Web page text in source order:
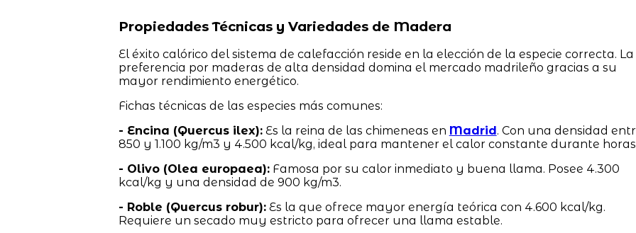
Propiedades Técnicas y Variedades de Madera
El éxito calórico del sistema de calefacción reside en la elección de la especie correcta. La
preferencia por maderas de alta densidad domina el mercado madrileño gracias a su
mayor rendimiento energético.
Fichas técnicas de las especies más comunes:
- Encina (Quercus ilex):Es la reina de las chimeneas en Madrid . Con una densidad
850 y 1.100 kg/m3 y 4.500 kcal/kg, ideal para mantener el calor constante durante
- Olivo (Olea europaea):Famosa por su calor inmediato y buena llama. Posee 4.300
kcal/kg y una densidad de 900 kg/m3.
- Roble (Quercus robur):Es la que ofrece mayor energía teórica con 4.600 kcal/kg.
Requiere un secado muy estricto para ofrecer una llama estable.